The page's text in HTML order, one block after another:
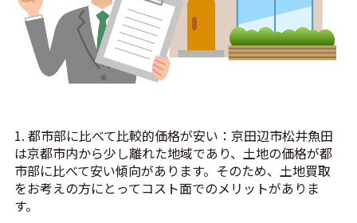
1. 都市部に比べて比較的価格が安い：京田辺市松井魚田
は京都市内から少し離れた地域であり、土地の価格が都
市部に比べて安い傾向があります。そのため、土地買取
をお考えの方にとってコスト面でのメリットがありま
す。